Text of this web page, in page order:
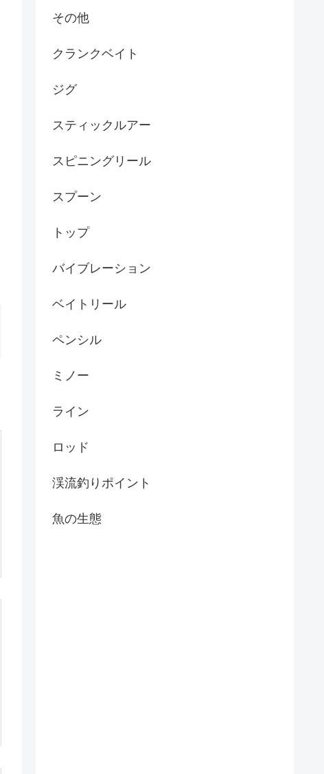
その他
クランクベイト
ジグ
スティックルアー
スピニングリール
スプーン
トップ
バイブレーション
ベイトリール
ペンシル
ミノー
ライン
ロッド
渓流釣りポイント
魚の生態